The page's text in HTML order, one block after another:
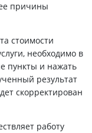
причины
стоимости
необходимо в
пункты и нажать
результат
скорректирован
работу